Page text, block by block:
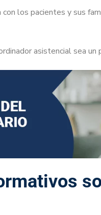
con los pacientes y sus
asistencial sea